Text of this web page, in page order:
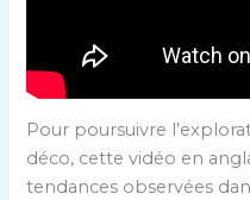
Pour poursuivre
déco, cette vidéo en
tendances observées